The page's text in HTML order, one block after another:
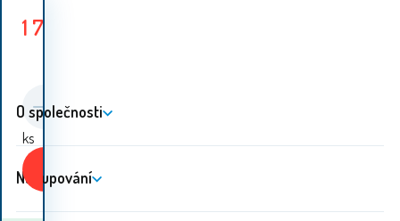
1 799
ks
Koupit
O společnosti
Nakupování